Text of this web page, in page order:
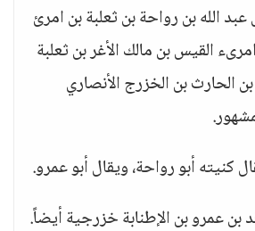
الله بن رواحة بن ثعلبة بن امرئ
القيس بن مالك الأغر بن ثعلبة
الحارث بن الخزرج الأنصاري
كنيته أبو رواحة، ويقال أبو عمرو.
بن عمرو بن الإطنابة خزرجية أيضاً.